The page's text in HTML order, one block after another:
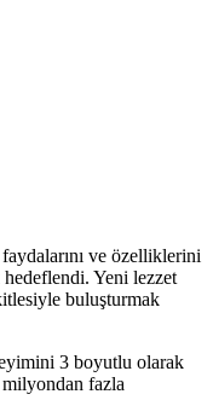
ve özelliklerini
hedeflendi. Yeni lezzet
buluşturmak
3 boyutlu olarak
fazla